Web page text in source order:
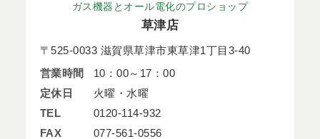
ガス機器とオール電化のプロショップ
草津店
〒525-0033 滋賀県草津市東草津1丁目3-40
営業時間
10：00～17：00
定休日
火曜・水曜
TEL
0120-114-932
FAX
077-561-0556